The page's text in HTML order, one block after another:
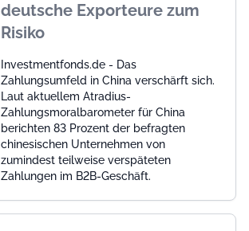
deutsche Exporteure zum
Risiko
Investmentfonds.de - Das
Zahlungsumfeld in China verschärft sich.
Laut aktuellem Atradius-
Zahlungsmoralbarometer für China
berichten 83 Prozent der befragten
chinesischen Unternehmen von
zumindest teilweise verspäteten
Zahlungen im B2B-Geschäft.